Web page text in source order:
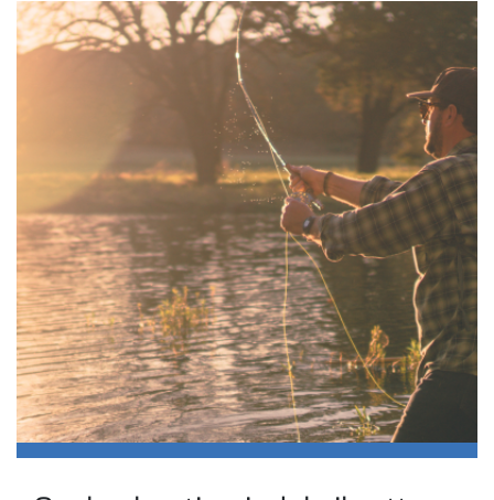
Ohita
navigaatio